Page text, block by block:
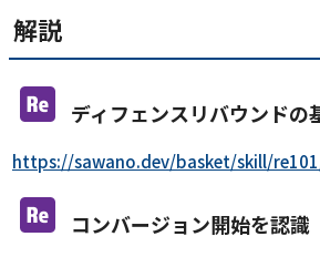
解説
ディフェンスリバウンドの
https://sawano.dev/basket/skill/
コンバージョン開始を認識